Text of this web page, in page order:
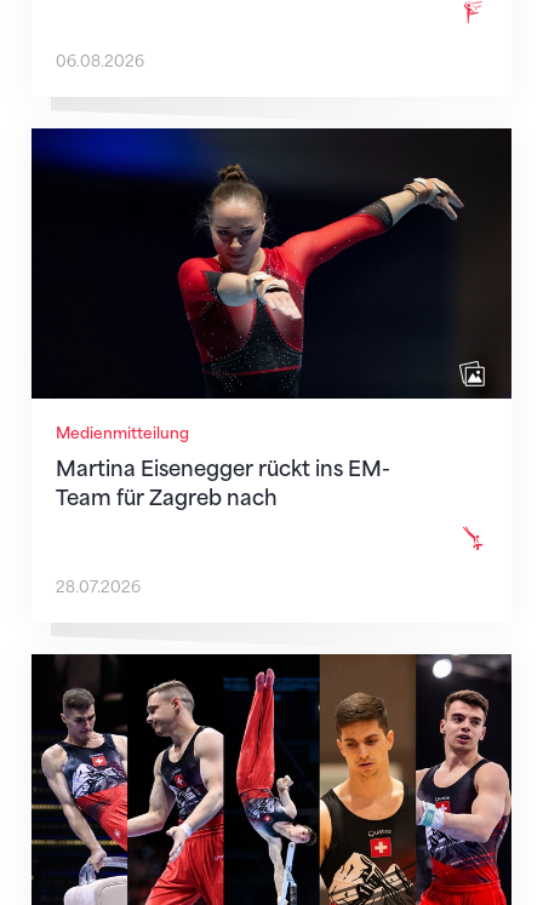
06.08.2026
Medienmitteilung
Martina Eisenegger rückt ins EM-
Team für Zagreb nach
28.07.2026
Männer-Team für die EM in Zagreb nominiert